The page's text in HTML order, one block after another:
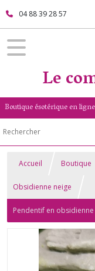
04 88 39 28 57
Le
Accueil Boutique
Obsidienne neige
Pendentif en
émotionnel – Pierre